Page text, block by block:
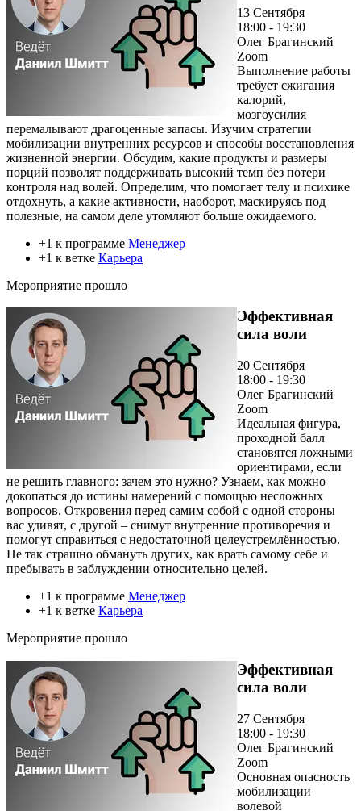
13 Сентября
18:00 - 19:30
Олег Брагинский
Zoom
Выполнение работы
требует сжигания
калорий,
мозгоусилия
перемалывают драгоценные запасы. Изучим стратегии
мобилизации внутренних ресурсов и способы восстановления
жизненной энергии. Обсудим, какие продукты и размеры
порций позволят поддерживать высокий темп без потери
контроля над волей. Определим, что помогает телу и психике
отдохнуть, а какие активности, наоборот, маскируясь под
полезные, на самом деле утомляют больше ожидаемого.
+1 к программе Менеджер
+1 к ветке Карьера
Мероприятие прошло
Эффективная
сила воли
20 Сентября
18:00 - 19:30
Олег Брагинский
Zoom
Идеальная фигура,
проходной балл
становятся ложными
ориентирами, если
не решить главного: зачем это нужно? Узнаем, как можно
докопаться до истины намерений с помощью несложных
вопросов. Откровения перед самим собой с одной стороны
вас удивят, с другой – снимут внутренние противоречия и
помогут справиться с недостаточной целеустремлённостью.
Не так страшно обмануть других, как врать самому себе и
пребывать в заблуждении относительно целей.
+1 к программе Менеджер
+1 к ветке Карьера
Мероприятие прошло
Эффективная
сила воли
27 Сентября
18:00 - 19:30
Олег Брагинский
Zoom
Основная опасность
мобилизации
волевой